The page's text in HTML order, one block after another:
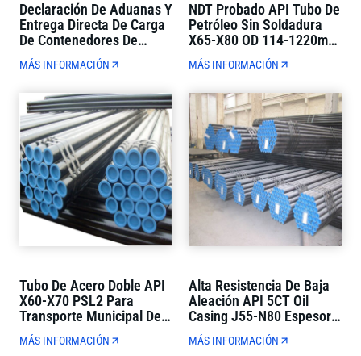
Declaración De Aduanas Y
Entrega Directa De Carga
De Contenedores De
Tubos De Petróleo API De
Comercio Exterior De
MÁS INFORMACIÓN
NDT Probado API Tubo De
Petróleo Sin Soldadura
X65-X80 OD 114-1220mm
Estricto Control De
Calidad
MÁS INFORMACIÓN
Tubo De Acero Doble API
X60-X70 PSL2 Para
Transporte Municipal De
Petróleo Y Gas
MÁS INFORMACIÓN
Alta Resistencia De Baja
Aleación API 5CT Oil
Casing J55-N80 Espesor
De Pared Completa Para
La Perforación De Pozos
MÁS INFORMACIÓN